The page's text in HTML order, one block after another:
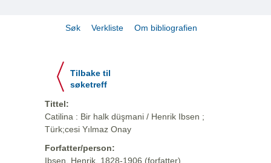
Søk Verkliste Om bibliografien
Tilbake til
søketreff
Tittel:
Catilina : Bir halk düşmani / Henrik Ibsen ;
Türk;cesi Yılmaz Onay
Forfatter/person:
Ibsen, Henrik, 1828-1906 (forfatter)